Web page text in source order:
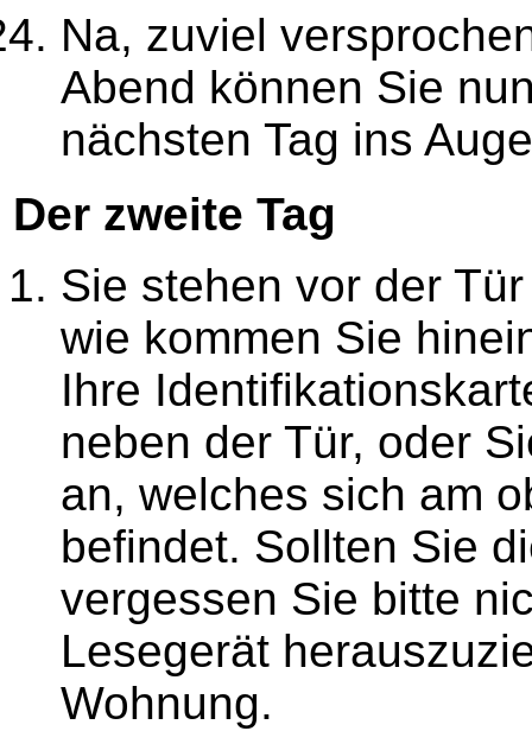
Na, zuviel
Abend können Sie
nächsten Tag ins
Der zweite Tag
Sie stehen vor der
wie kommen Sie
Ihre
neben der Tür, oder
an, welches sich am
befindet. Sollten Sie
vergessen Sie bitte
Lesegerät
Wohnung.